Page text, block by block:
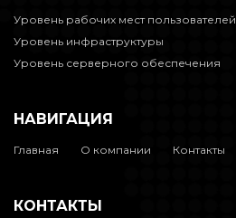
Уровень рабочих мест пользователей
Уровень инфраструктуры
Уровень серверного обеспечения
НАВИГАЦИЯ
Главная О компании Контакты
КОНТАКТЫ